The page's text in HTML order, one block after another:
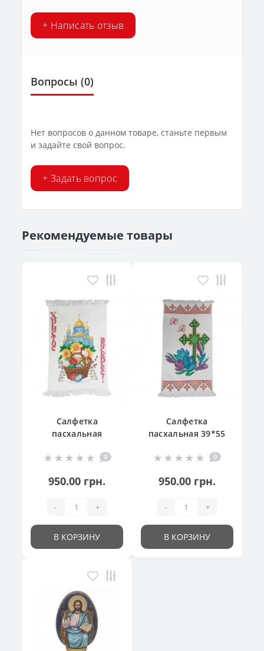
+ Написать отзыв
Вопросы (0)
Нет вопросов о данном товаре, станьте первым
и задайте свой вопрос.
+ Задать вопрос
Рекомендуемые товары
Салфетка
пасхальная
кошик"
0
950.00 грн.
- +
В КОРЗИНУ
Салфетка
пасхальная 39*55
0
950.00 грн.
- +
В КОРЗИНУ